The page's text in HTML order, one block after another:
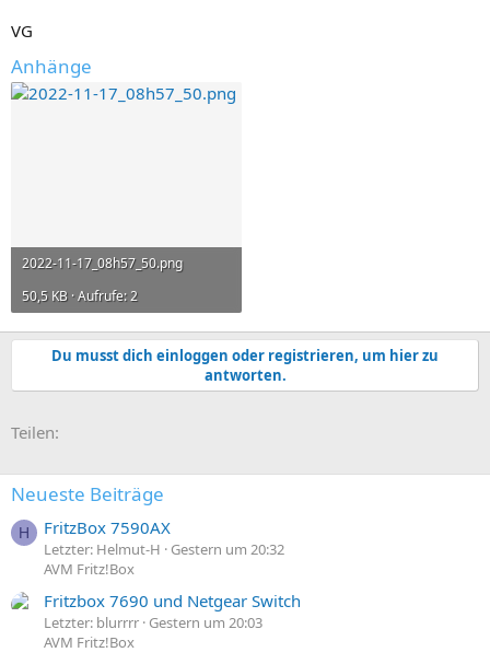
VG
Anhänge
2022-11-17_08h57_50.png
50,5 KB · Aufrufe: 2
Du musst dich einloggen oder registrieren, um hier zu
antworten.
Teilen:
Neueste Beiträge
H FritzBox 7590AX
Letzter: Helmut-H
Gestern um 20:32
AVM Fritz!Box
Fritzbox 7690 und Netgear Switch
Letzter: blurrrr Gestern um 20:03
AVM Fritz!Box